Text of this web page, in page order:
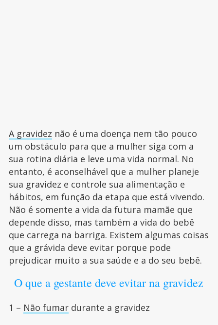
A gravidez não é uma doença nem tão pouco
um obstáculo para que a mulher siga com a
sua rotina diária e leve uma vida normal. No
entanto, é aconselhável que a mulher planeje
sua gravidez e controle sua alimentação e
hábitos, em função da etapa que está vivendo.
Não é somente a vida da futura mamãe que
depende disso, mas também a vida do bebê
que carrega na barriga. Existem algumas coisas
que a grávida deve evitar porque pode
prejudicar muito a sua saúde e a do seu bebê.
O que a gestante deve evitar na gravidez
1 – Não fumardurante a gravidez